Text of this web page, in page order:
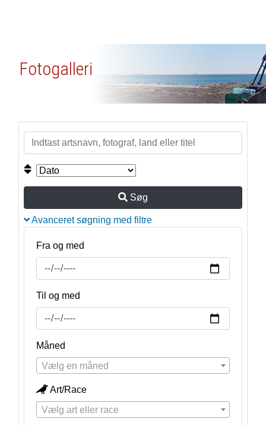
Fotogalleri
Søg
Avanceret søgning med filtre
Fra og med
Til og med
Måned
Vælg en måned
Art/Race
Vælg art eller race